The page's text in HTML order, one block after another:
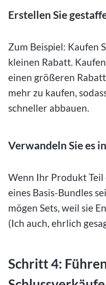
Erstellen Sie
Zum Beispiel: Kaufen
kleinen Rabatt.
einen größeren
mehr zu kaufen,
schneller abbauen.
Verwandeln Sie es
Wenn Ihr Produkt
eines Basis-Bundles
mögen Sets, weil sie
(Ich auch, ehrlich
Schritt 4: